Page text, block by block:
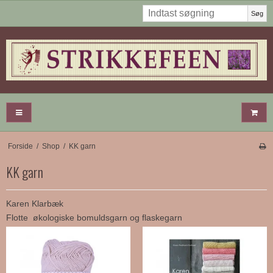
Søg
Forside / Shop / KK garn
KK garn
Karen Klarbæk
Flotte økologiske bomuldsgarn og flaskegarn